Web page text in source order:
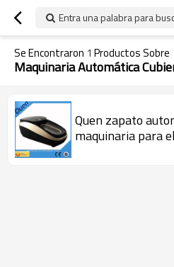
Entra una palabra para
Se Encontraron 1 Productos Sobre
Maquinaria Automática
Quen zapato
maquinaria para